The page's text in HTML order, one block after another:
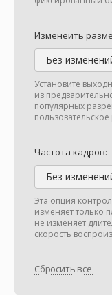
Изменеить
Без
Установите
из
популярных
Частота кадров:
Без
Эта опция
изменяет только
не изменяет
скорость
Сбросить все